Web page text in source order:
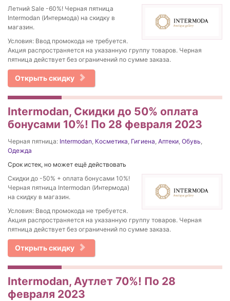
Летний Sale -60%! Черная пятница
Intermodan (Интермода) на скидку в
магазин.
Условия: Ввод промокода не требуется.
Акция распространяется на указанную группу товаров. Черная
пятница действует без ограничений по сумме заказа.
Открыть скидку
Intermodan, Скидки до 50% оплата
бонусами 10%! По 28 февраля 2023
Черная пятница: Intermodan, Косметика, Гигиена, Аптеки, Обувь,
Одежда
Срок истек, но может ещё действовать
Скидки до -50% + оплата бонусами 10%!
Черная пятница Intermodan (Интермода)
на скидку в магазин.
Условия: Ввод промокода не требуется.
Акция распространяется на указанную группу товаров. Черная
пятница действует без ограничений по сумме заказа.
Открыть скидку
Intermodan, Аутлет 70%! По 28
февраля 2023